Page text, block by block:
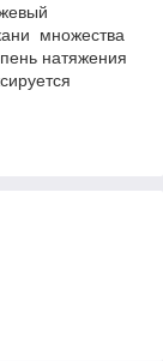
множества
натяжения